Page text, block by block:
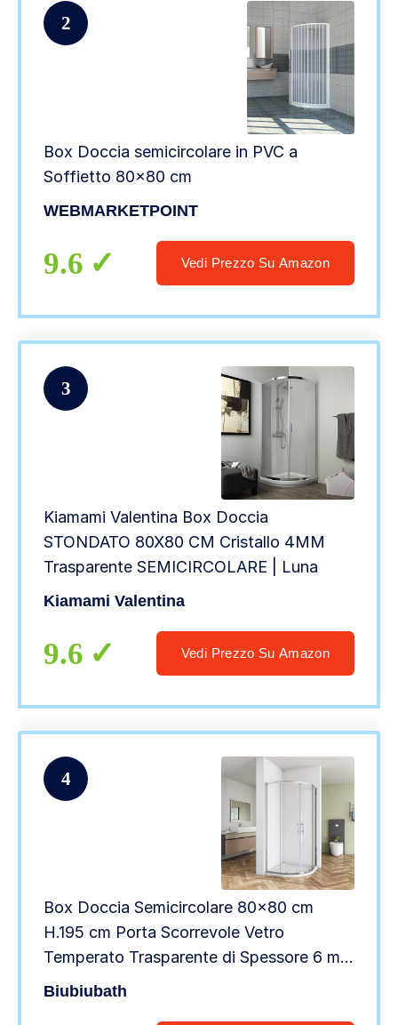
2
Box Doccia semicircolare in PVC a
Soffietto 80×80 cm
WEBMARKETPOINT
9.6 Vedi Prezzo Su Amazon
3
Kiamami Valentina Box Doccia
STONDATO 80X80 CM Cristallo 4MM
Trasparente SEMICIRCOLARE | Luna
Kiamami Valentina
9.6 Vedi Prezzo Su Amazon
4
Box Doccia Semicircolare 80×80 cm
H.195 cm Porta Scorrevole Vetro
Temperato Trasparente di Spessore 6 mm
Anticalcare Profilo Cromo Lucido
Biubiubath